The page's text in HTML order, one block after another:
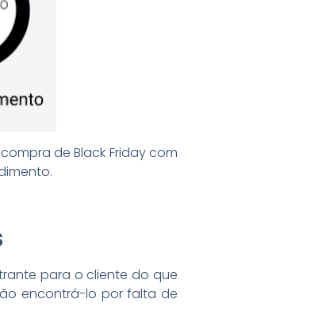
de Black Friday com
para o cliente do que
encontrá-lo por falta de